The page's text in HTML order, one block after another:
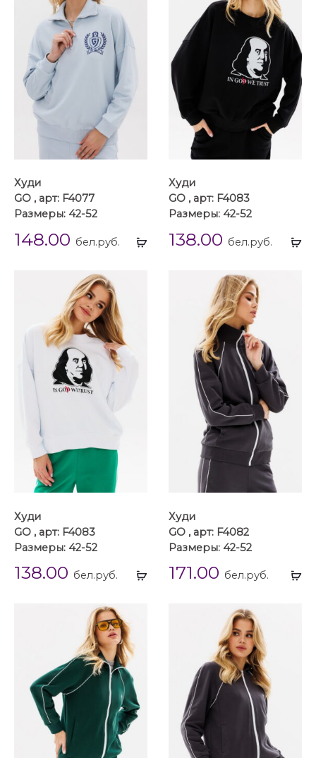
Выбрать
Худи
GO , арт: F4077
Размеры: 42-52
148.00 бел.руб.
Худи
GO , арт: F4083
Размеры: 42-52
138.00 бел.руб.
Выбрать
Худи
GO , арт: F4083
Размеры: 42-52
138.00 бел.руб.
Худи
GO , арт: F4082
Размеры: 42-52
171.00 бел.руб.